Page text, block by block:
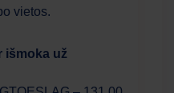
vietos.
išmoka už